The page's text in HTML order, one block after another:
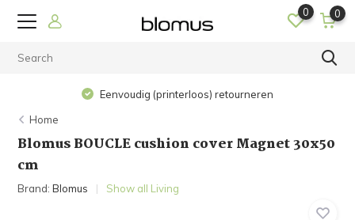
0 0
Eenvoudig (printerloos) retourneren
Home
Blomus BOUCLE cushion cover Magnet 30x50
cm
Brand:Blomus Show all Living